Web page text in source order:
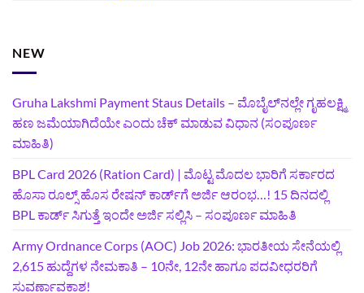
NEW
Gruha Lakshmi Payment Staus Details – ಮೊಬೈಲ್‌ನಲ್ಲೇ ಗೃಹಲಕ್ಷ್ಮಿ
ಹಣ ಜಮೆಯಾಗಿದೆಯೇ ಎಂದು ಚೆಕ್ ಮಾಡುವ ವಿಧಾನ (ಸಂಪೂರ್ಣ
ಮಾಹಿತಿ)
BPL Card 2026 (Ration Card) | ಮೊಟ್ಟ ಮೊದಲ ಭಾರಿಗೆ ಸರ್ಕಾರದ
ಹೊಸಾ ರೂಲ್ಸ್ ಹೊಸ ರೇಷನ್ ಕಾರ್ಡ್‌ಗೆ ಅರ್ಜಿ ಆರಂಭ…! 15 ದಿನದಲ್ಲಿ
BPL ಕಾರ್ಡ್ ಸಿಗುತ್ತೆ ಇಂದೇ ಅರ್ಜಿ ಸಲ್ಲಿಸಿ – ಸಂಪೂರ್ಣ ಮಾಹಿತಿ
Army Ordnance Corps (AOC) Job 2026: ಭಾರತೀಯ ಸೇನೆಯಲ್ಲಿ
2,615 ಹುದ್ದೆಗಳ ನೇಮಕಾತಿ – 10ನೇ, 12ನೇ ಹಾಗೂ ಪದವೀಧರರಿಗೆ
ಸುವರ್ಣಾವಕಾಶ!